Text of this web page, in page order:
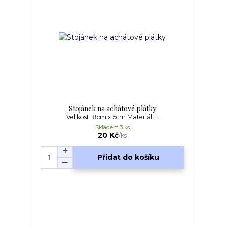
Stojánek na achátové plátky
Velikost: 8cm x 5cm Materiál:...
20 Kč/ks
Skladem 3 ks
Přidat do košíku